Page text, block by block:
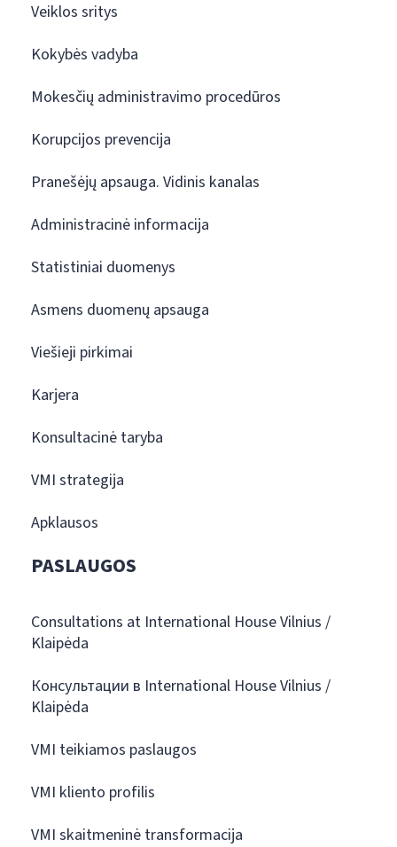
Veiklos sritys
Kokybės vadyba
Mokesčių administravimo procedūros
Korupcijos prevencija
Pranešėjų apsauga. Vidinis kanalas
Administracinė informacija
Statistiniai duomenys
Asmens duomenų apsauga
Viešieji pirkimai
Karjera
Konsultacinė taryba
VMI strategija
Apklausos
PASLAUGOS
Consultations at International House Vilnius /
Klaipėda
Консультации в International House Vilnius /
Klaipėda
VMI teikiamos paslaugos
VMI kliento profilis
VMI skaitmeninė transformacija